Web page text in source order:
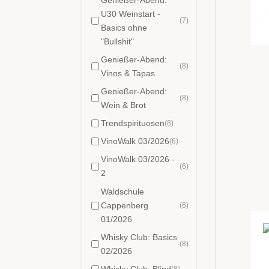
Barrique gereift
Edition Stork
Edition
Westfalenwein
halbtrocken +
feinherb
Holzfass gereift (17)
Italien(3)
Deutschland
Österreich (3)
Portugal
U30 Weinstart -
Basics ohne
"Bullshit"
(7)
Genießer-Abend:
Vinos & Tapas
(8)
Genießer-Abend:
Wein & Brot
(8)
Trendspirituosen(8)
VinoWalk 03/2026(6)
VinoWalk 03/2026 -
2
(6)
Waldschule
Cappenberg
01/2026
(6)
Whisky Club: Basics
02/2026
(8)